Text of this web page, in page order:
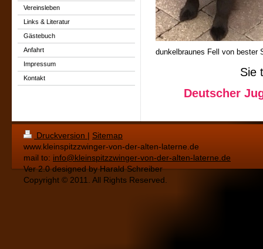
Vereinsleben
Links & Literatur
Gästebuch
Anfahrt
Impressum
Kontakt
dunkelbraunes Fell von bester
Sie
Deutscher
Druckversion
Sitemap
www.kleinspitzzwinger-von-der-alten-laterne.de
mail to: info@kleinspitzzwinger-von-der-alten-laterne.de
Ver 2.0 designed by Harald Schreiber
Copyright © 2011. All Rights Reserved.